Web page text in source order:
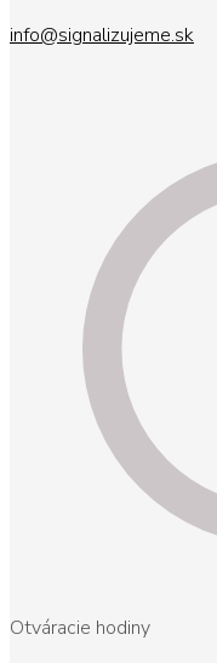
info@signalizujeme.sk
Otváracie hodiny